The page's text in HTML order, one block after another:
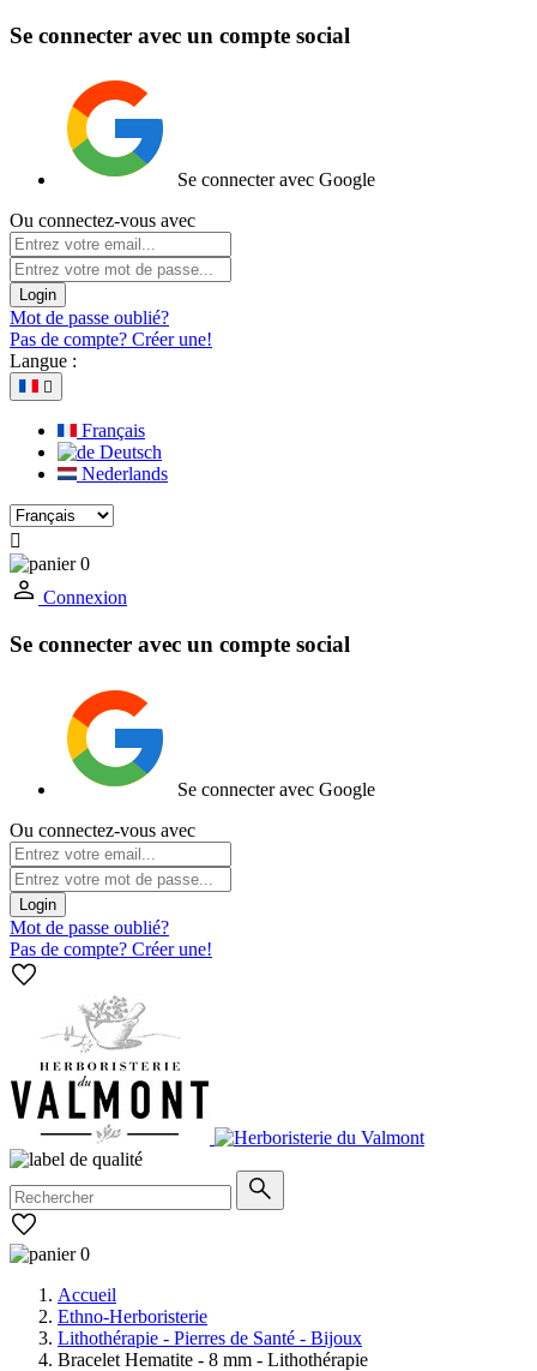
Se connecter avec un compte social
Se connecter avec Google
Ou connectez-vous avec
Login
Mot de passe oublié?
Pas de compte? Créer une!
Langue :

Français
Deutsch
Nederlands

0
Connexion
Se connecter avec un compte social
Se connecter avec Google
Ou connectez-vous avec
Login
Mot de passe oublié?
Pas de compte? Créer une!
0
Accueil
Ethno-Herboristerie
Lithothérapie - Pierres de Santé - Bijoux
Bracelet Hematite - 8 mm - Lithothérapie